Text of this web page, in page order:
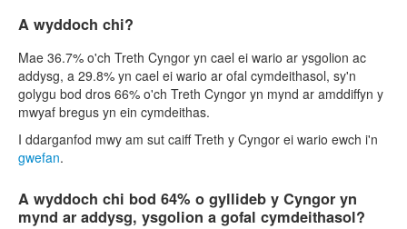
A wyddoch chi?
Mae 36.7% o'ch Treth Cyngor yn cael ei wario ar ysgolion ac
addysg, a 29.8% yn cael ei wario ar ofal cymdeithasol, sy'n
golygu bod dros 66% o'ch Treth Cyngor yn mynd ar amddiffyn y
mwyaf bregus yn ein cymdeithas.
I ddarganfod mwy am sut caiff Treth y Cyngor ei wario ewch i'n
gwefan.
A wyddoch chi bod 64% o gyllideb y Cyngor yn
mynd ar addysg, ysgolion a gofal cymdeithasol?